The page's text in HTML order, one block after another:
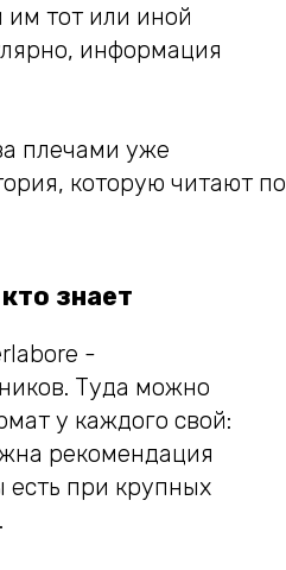
им тот или иной
информация
плечами уже
которую читают по
знает
-
Туда можно
у каждого свой:
рекомендация
есть при крупных